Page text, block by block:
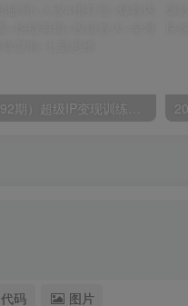
（19692期）超级IP变现训练营：认知破局×人设4维打造×爆款内容三要素×拍摄剪辑×投流放大×全域变现×矩阵复制
代码 图片